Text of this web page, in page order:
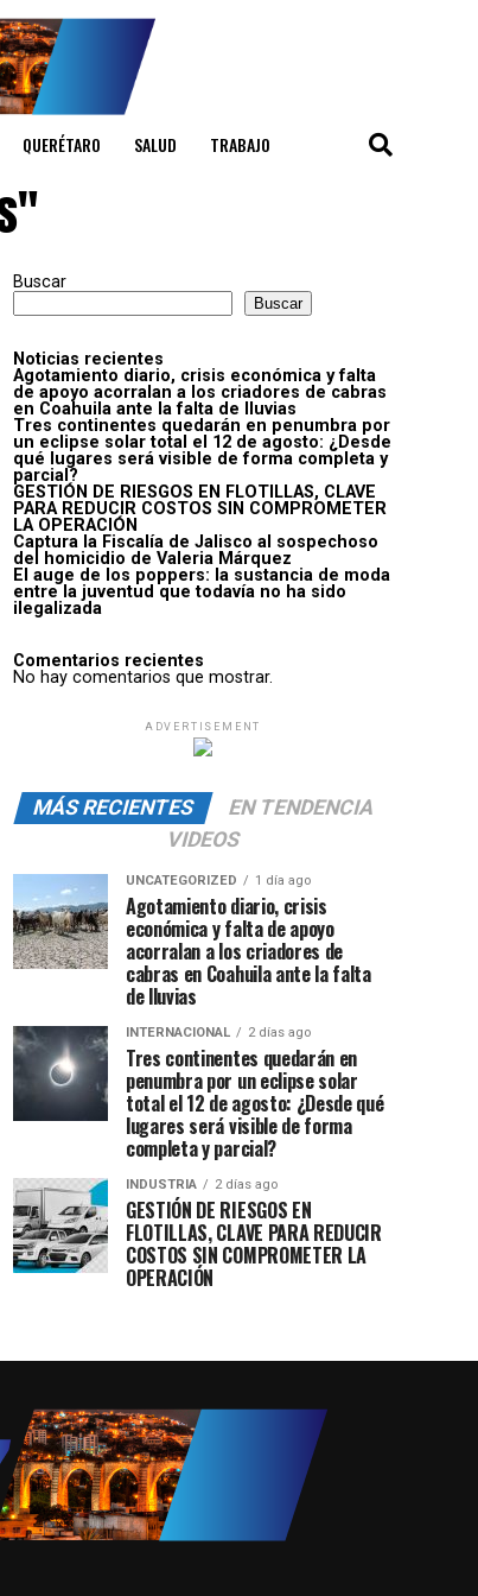
QUERÉTARO SALUD TRABAJO
Buscar
Buscar
Noticias recientes
Agotamiento diario, crisis económica y falta
de apoyo acorralan a los criadores de cabras
en Coahuila ante la falta de lluvias
Tres continentes quedarán en penumbra por
un eclipse solar total el 12 de agosto: ¿Desde
qué lugares será visible de forma completa y
parcial?
GESTIÓN DE RIESGOS EN FLOTILLAS, CLAVE
PARA REDUCIR COSTOS SIN COMPROMETER
LA OPERACIÓN
Captura la Fiscalía de Jalisco al sospechoso
del homicidio de Valeria Márquez
El auge de los poppers: la sustancia de moda
entre la juventud que todavía no ha sido
ilegalizada
Comentarios recientes
No hay comentarios que mostrar.
ADVERTISEMENT
MÁS RECIENTES
EN TENDENCIA
VIDEOS
UNCATEGORIZED 1 día ago
Agotamiento diario, crisis
económica y falta de apoyo
acorralan a los criadores de
cabras en Coahuila ante la falta
de lluvias
INTERNACIONAL 2 días ago
Tres continentes quedarán en
penumbra por un eclipse solar
total el 12 de agosto: ¿Desde qué
lugares será visible de forma
completa y parcial?
INDUSTRIA 2 días ago
GESTIÓN DE RIESGOS EN
FLOTILLAS, CLAVE PARA REDUCIR
COSTOS SIN COMPROMETER LA
OPERACIÓN